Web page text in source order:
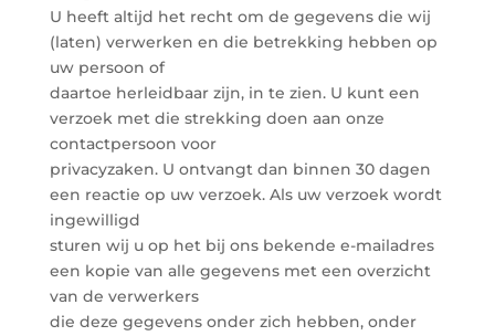
U heeft altijd het recht om de gegevens die wij
(laten) verwerken en die betrekking hebben op
uw persoon of
daartoe herleidbaar zijn, in te zien. U kunt een
verzoek met die strekking doen aan onze
contactpersoon voor
privacyzaken. U ontvangt dan binnen 30 dagen
een reactie op uw verzoek. Als uw verzoek wordt
ingewilligd
sturen wij u op het bij ons bekende e-mailadres
een kopie van alle gegevens met een overzicht
van de verwerkers
die deze gegevens onder zich hebben, onder